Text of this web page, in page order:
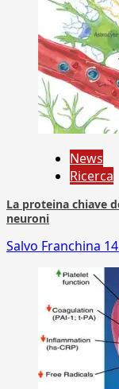
News
Ricerca
La proteina chiave
neuroni
Salvo Franchina